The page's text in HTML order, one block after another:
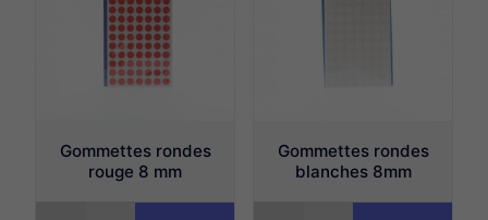
Gommettes rondes
rouge 8 mm
Gommettes rondes
blanches 8mm